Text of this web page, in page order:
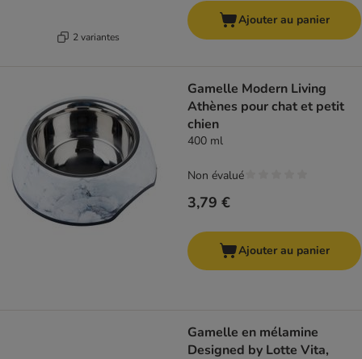
2 variantes
Ajouter au panier
Gamelle Modern Living
Athènes pour chat et petit
chien
400 ml
3,79 €
Non évalué
Ajouter au panier
Gamelle en mélamine
Designed by Lotte Vita,